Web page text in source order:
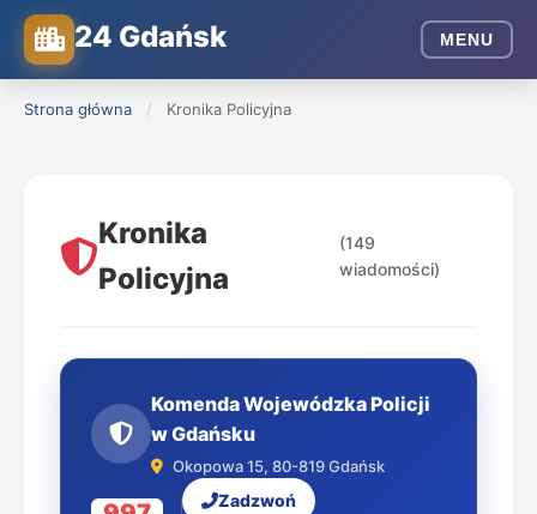
24 Gdańsk MENU
Strona główna / Kronika Policyjna
Kronika
Policyjna
(149
wiadomości)
Komenda Wojewódzka Policji
w Gdańsku
Okopowa 15, 80-819 Gdańsk
Zadzwoń